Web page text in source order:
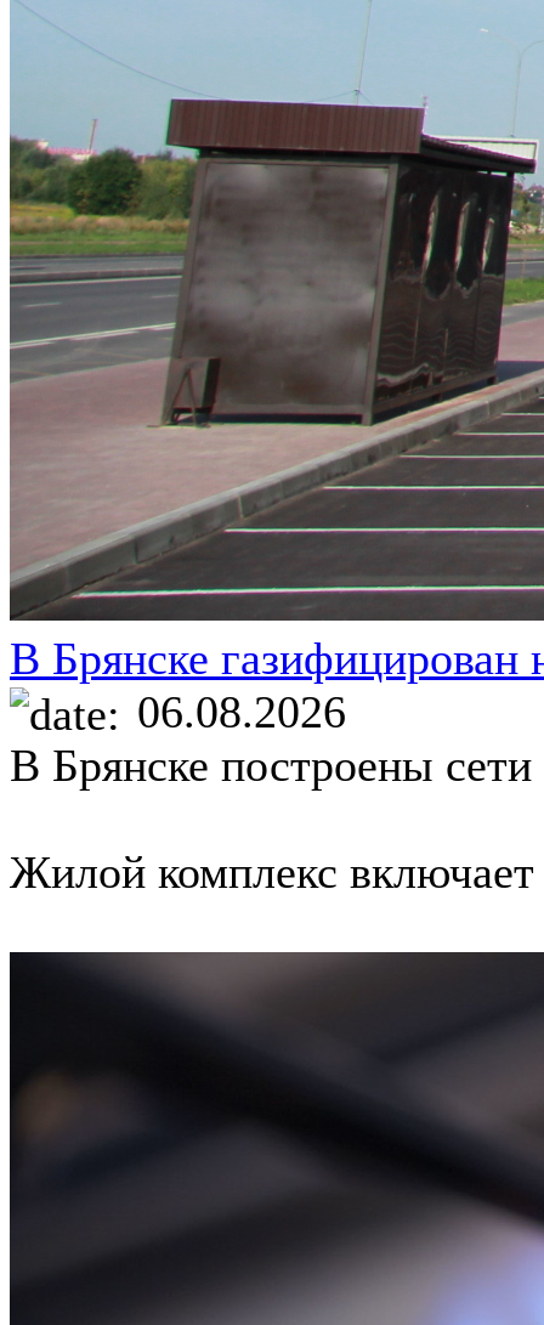
В Брянске
06.08.2026
В Брянске построены
Жилой комплекс